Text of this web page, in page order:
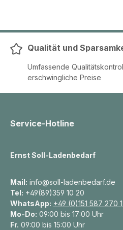
Qualität und
Umfassende
erschwingliche Preise
Service-Hotline
Ernst Soll-Ladenbedarf
Mail: info@soll-ladenbedarf.de
Tel: +49(89)359 10 20
WhatsApp: +49 (0)151 587 270
Mo-Do: 09:00 bis 17:00 Uhr
Fr. 09:00 bis 15:00 Uhr